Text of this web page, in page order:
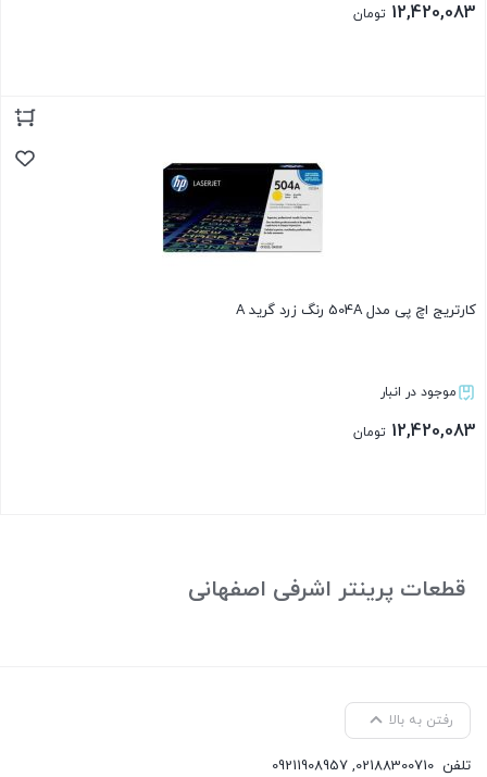
12,420,083 تومان
کارتریج اچ پی مدل 504A رنگ زرد گرید A
موجود در انبار
12,420,083 تومان
قطعات پرینتر اشرفی اصفهانی
رفتن به بالا
تلفن 02188300710
,
09211908957